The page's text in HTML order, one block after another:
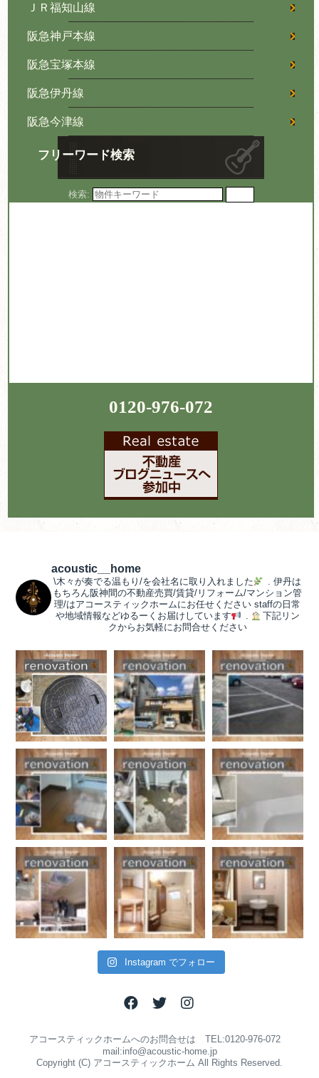
ＪＲ福知山線
阪急神戸本線
阪急宝塚本線
阪急伊丹線
阪急今津線
フリーワード検索
検索:
0120-976-072
acoustic__home
\木々が奏でる温もり/を会社名に取り入れました . 伊丹は
もちろん阪神間の不動産売買/賃貸/リフォーム/マンション管
理/はアコースティックホームにお任せください staffの日常
や地域情報などゆるーくお届けしています
.
下記リン
クからお気軽にお問合せください
Instagram でフォロー
アコースティックホームへのお問合せは TEL:0120-976-072
mail:info@acoustic-home.jp
Copyright (C) アコースティックホーム All Rights Reserved.